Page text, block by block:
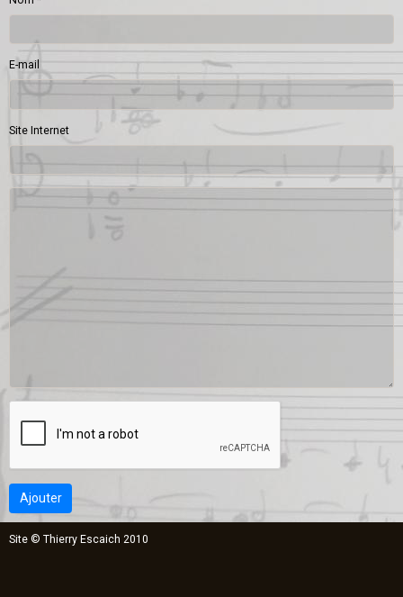
E-mail
Site Internet
Ajouter
Site © Thierry Escaich 2010